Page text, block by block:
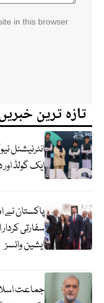
in this browser
تازہ ترین
ایک گولڈ
پاکستان نے
سفارتی
ایشین وائسز